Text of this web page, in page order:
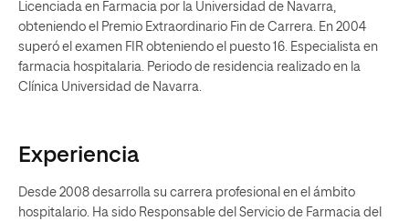
Licenciada en Farmacia por la Universidad de Navarra,
obteniendo el Premio Extraordinario Fin de Carrera. En 2004
superó el examen FIR obteniendo el puesto 16. Especialista en
farmacia hospitalaria. Periodo de residencia realizado en la
Clínica Universidad de Navarra.
Experiencia
Desde 2008 desarrolla su carrera profesional en el ámbito
hospitalario. Ha sido Responsable del Servicio de Farmacia del